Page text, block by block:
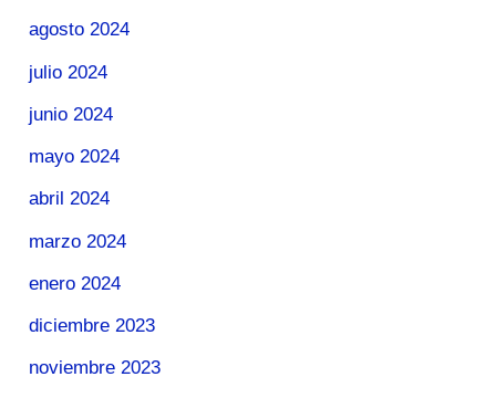
agosto 2024
julio 2024
junio 2024
mayo 2024
abril 2024
marzo 2024
enero 2024
diciembre 2023
noviembre 2023